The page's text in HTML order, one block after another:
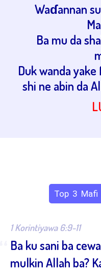
Waɗannan
Ba mu da
Duk wanda yake
shi ne abin da
Top 3 Mafi
1 Korintiyawa 6:9-11
Ba ku sani ba
mulkin Allah ba?